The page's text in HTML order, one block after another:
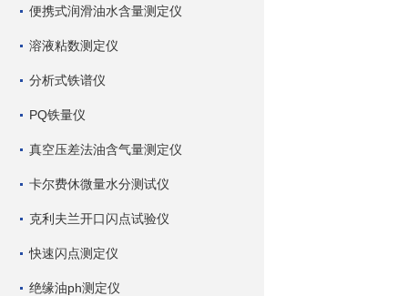
便携式润滑油水含量测定仪
溶液粘数测定仪
分析式铁谱仪
PQ铁量仪
真空压差法油含气量测定仪
卡尔费休微量水分测试仪
克利夫兰开口闪点试验仪
快速闪点测定仪
绝缘油ph测定仪